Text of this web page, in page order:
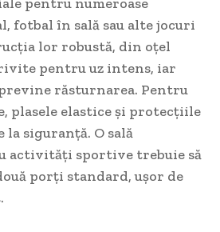
fotbal în sală sau alte jocuri
lor robustă, din oțel
pentru uz intens, iar
răsturnarea. Pentru
plasele elastice și protecțiile
siguranță. O sală
activități sportive trebuie să
porți standard, ușor de